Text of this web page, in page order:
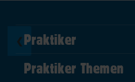
❮ Praktiker
Über Uns
Impressum
Praktiker Themen